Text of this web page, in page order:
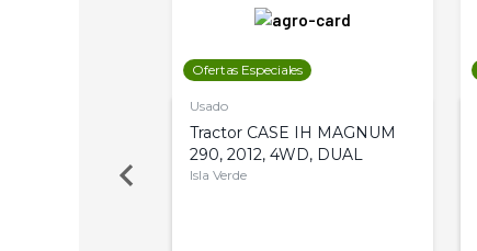
Ofertas Especiales
Usado
Tractor CASE IH MAGNUM
290, 2012, 4WD, DUAL
Isla Verde